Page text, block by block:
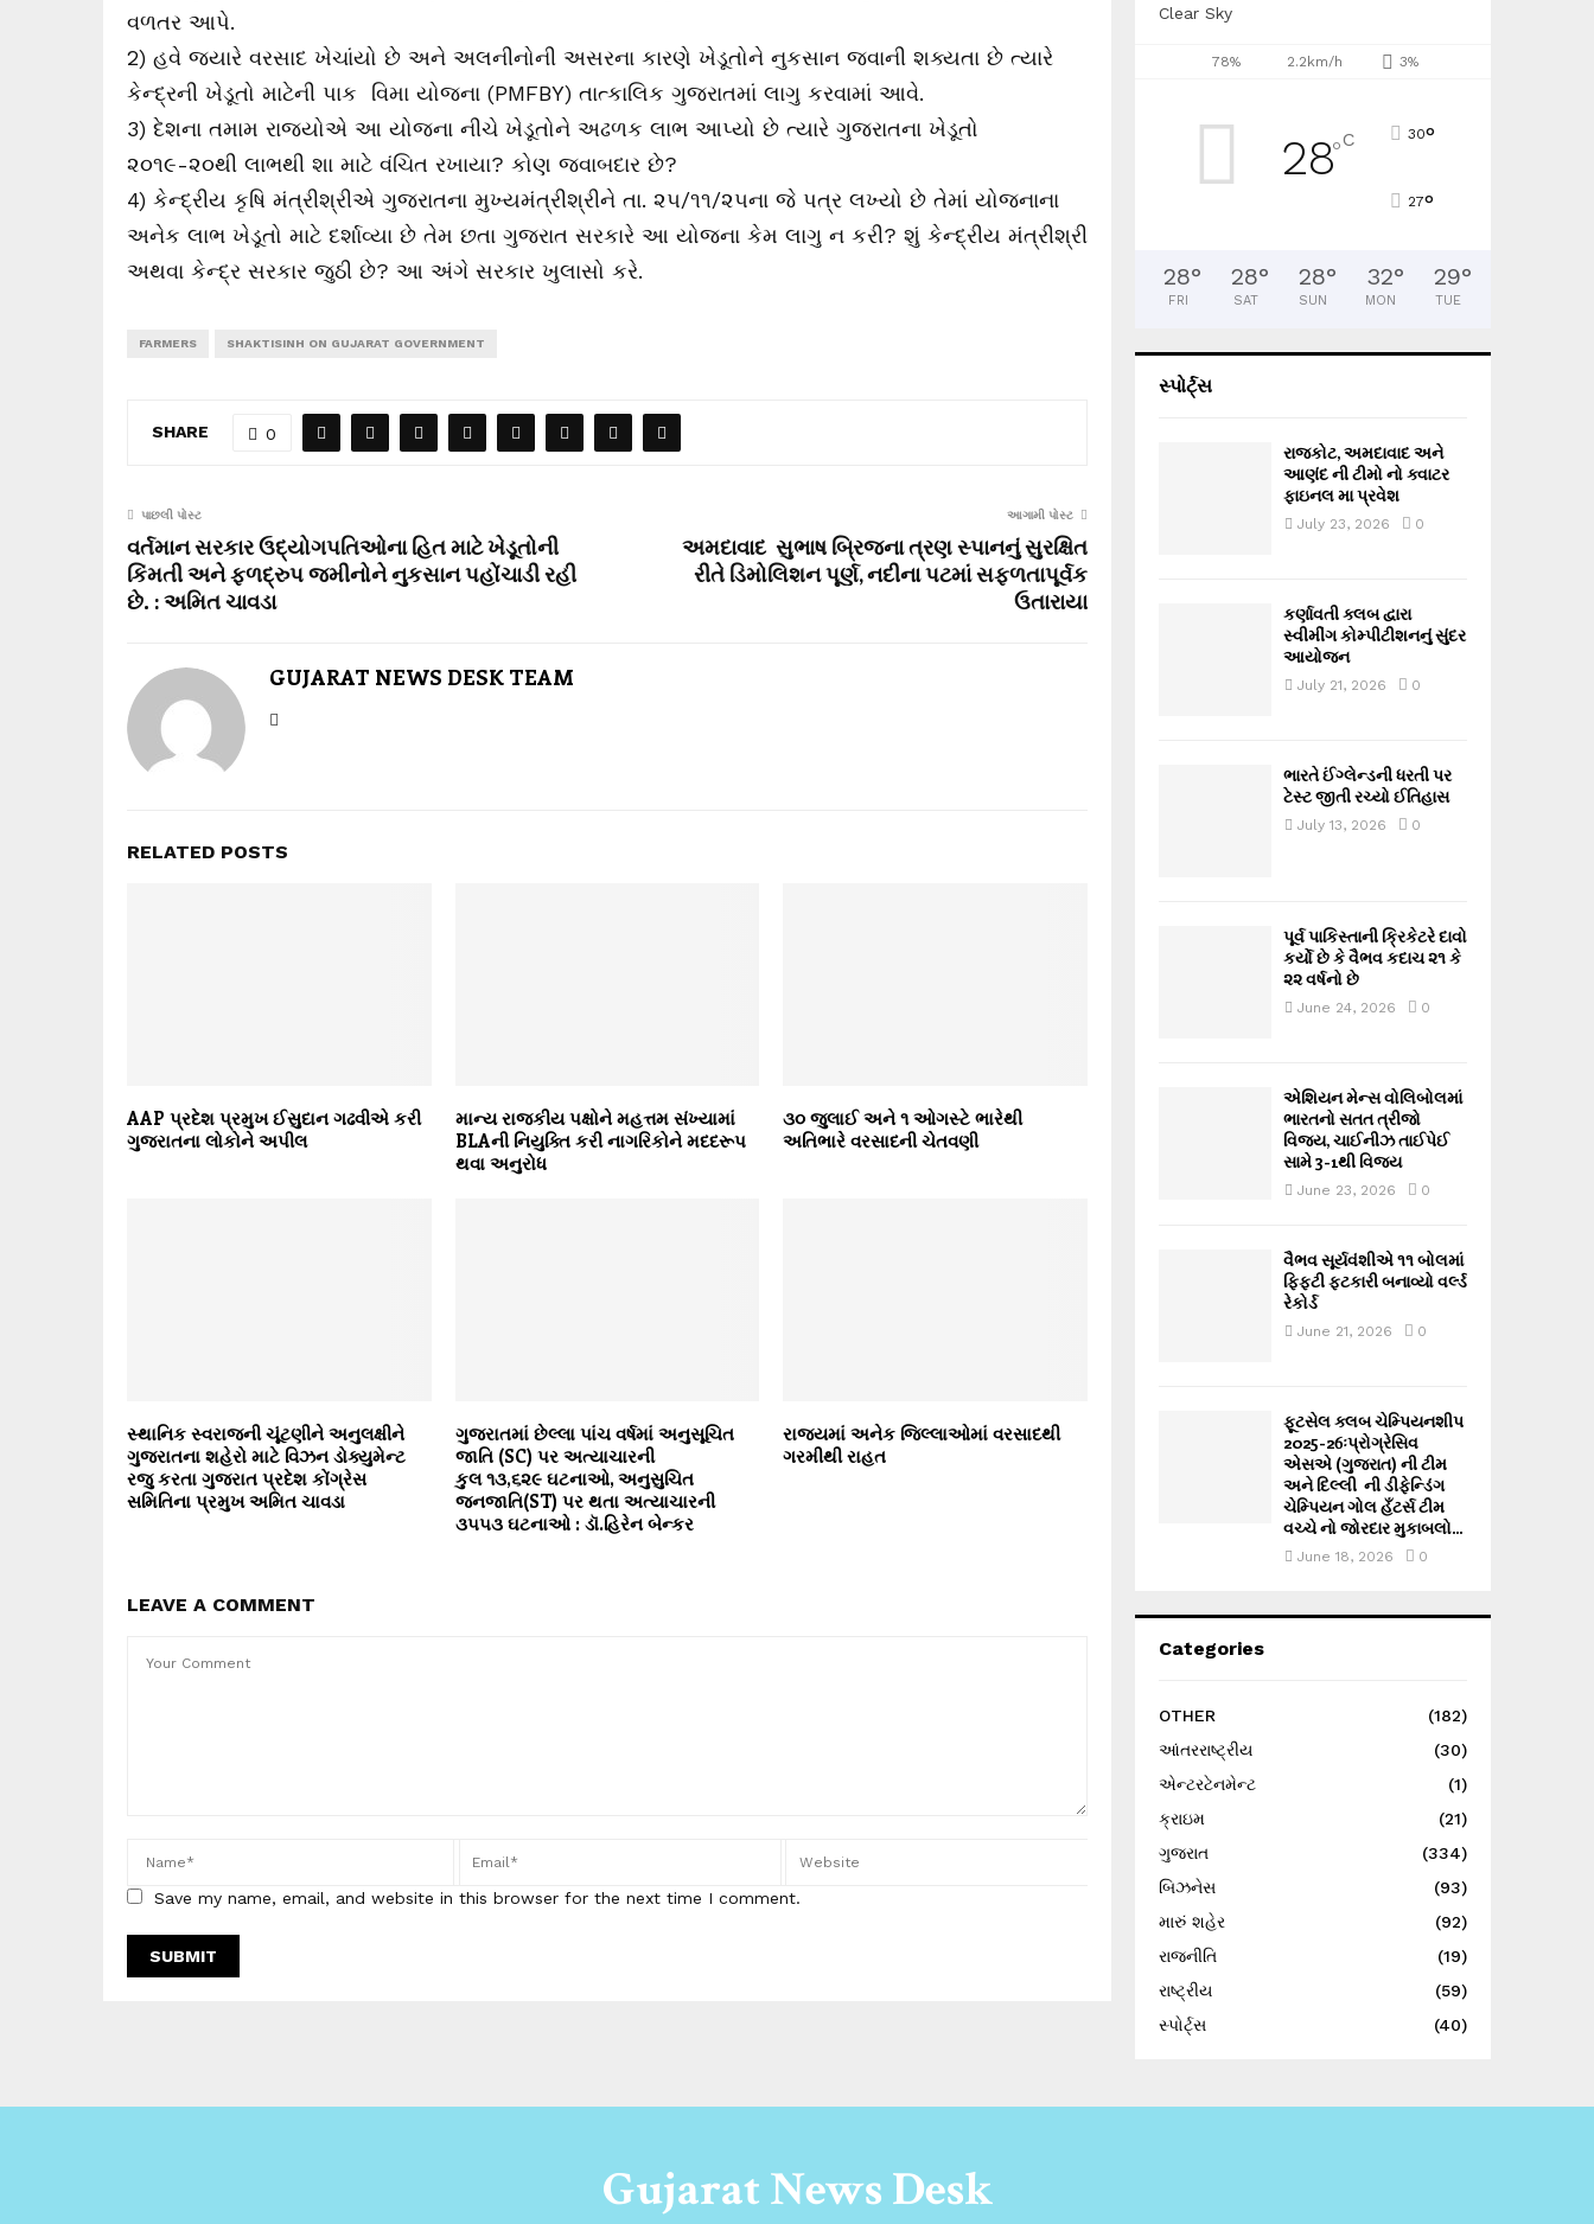
વળતર આપે.
2) હવે જયારે વરસાદ ખેચાંયો છે અને અલનીનોની અસરના કારણે ખેડૂતોને નુકસાન જવાની શક્યતા છે ત્યારે
કેન્દ્રની ખેડૂતો માટેની પાક વિમા યોજના (PMFBY) તાત્કાલિક ગુજરાતમાં લાગુ કરવામાં આવે.
3) દેશના તમામ રાજ્યોએ આ યોજના નીચે ખેડૂતોને અઢળક લાભ આપ્યો છે ત્યારે ગુજરાતના ખેડૂતો
૨૦૧૯-૨૦થી લાભથી શા માટે વંચિત રખાયા? કોણ જવાબદાર છે?
4) કેન્દ્રીય કૃષિ મંત્રીશ્રીએ ગુજરાતના મુખ્યમંત્રીશ્રીને તા. ૨૫/૧૧/૨૫ના જે પત્ર લખ્યો છે તેમાં યોજનાના
અનેક લાભ ખેડૂતો માટે દર્શાવ્યા છે તેમ છતા ગુજરાત સરકારે આ યોજના કેમ લાગુ ન કરી? શું કેન્દ્રીય મંત્રીશ્રી
અથવા કેન્દ્ર સરકાર જુઠી છે? આ અંગે સરકાર ખુલાસો કરે.
FARMERS SHAKTISINH ON GUJARAT GOVERNMENT
SHARE 0
પાછલી પોસ્ટ
વર્તમાન સરકાર ઉદ્યોગપતિઓના હિત માટે ખેડૂતોની
કિંમતી અને ફળદ્રુપ જમીનોને નુકસાન પહોંચાડી રહી
છે. : અમિત ચાવડા
આગામી પોસ્ટ
અમદાવાદ સુભાષ બ્રિજના ત્રણ સ્પાનનું સુરક્ષિત
રીતે ડિમોલિશન પૂર્ણ, નદીના પટમાં સફળતાપૂર્વક
ઉતારાયા
GUJARAT NEWS DESK TEAM
RELATED POSTS
AAP પ્રદેશ પ્રમુખ ઈસુદાન ગઢવીએ કરી
ગુજરાતના લોકોને અપીલ
માન્ય રાજકીય પક્ષોને મહત્તમ સંખ્યામાં
BLAની નિયુક્તિ કરી નાગરિકોને મદદરૂપ
થવા અનુરોધ
૩૦ જુલાઈ અને ૧ ઓગસ્ટે ભારેથી
અતિભારે વરસાદની ચેતવણી
સ્થાનિક સ્વરાજની ચૂંટણીને અનુલક્ષીને
ગુજરાતના શહેરો માટે વિઝન ડોક્યુમેન્ટ
રજુ કરતા ગુજરાત પ્રદેશ કોંગ્રેસ
સમિતિના પ્રમુખ અમિત ચાવડા
ગુજરાતમાં છેલ્લા પાંચ વર્ષમાં અનુસૂચિત
જાતિ (SC) પર અત્યાચારની
કુલ ૧૩,૬૨૯ ઘટનાઓ, અનુસુચિત
જનજાતિ(ST) પર થતા અત્યાચારની
૩૫૫૩ ઘટનાઓ : ડૉ.હિરેન બેન્કર
રાજ્યમાં અનેક જિલ્લાઓમાં વરસાદથી
ગરમીથી રાહત
LEAVE A COMMENT
Save my name, email, and website in this browser for the next time I comment.
Clear Sky
78% 2.2km/h 3%
28°C 30°
27°
28°
FRI
28°
SAT
28°
SUN
32°
MON
29°
TUE
સ્પોર્ટ્સ
રાજકોટ, અમદાવાદ અને
આણંદ ની ટીમો નો ક્વાટર
ફાઇનલ મા પ્રવેશ
July 23, 2026 0
કર્ણાવતી ક્લબ દ્વારા
સ્વીમીંગ કોમ્પીટીશનનું સુંદર
આયોજન
July 21, 2026 0
ભારતે ઈંગ્લેન્ડની ધરતી પર
ટેસ્ટ જીતી રચ્યો ઈતિહાસ
July 13, 2026 0
પૂર્વ પાકિસ્તાની ક્રિકેટરે દાવો
કર્યો છે કે વૈભવ કદાચ ૨૧ કે
૨૨ વર્ષનો છે
June 24, 2026 0
એશિયન મેન્સ વોલિબોલમાં
ભારતનો સતત ત્રીજો
વિજય, ચાઈનીઝ તાઈપેઈ
સામે 3-1થી વિજય
June 23, 2026 0
વૈભવ સૂર્યવંશીએ ૧૧ બોલમાં
ફિફ્ટી ફટકારી બનાવ્યો વર્લ્ડ
રેકોર્ડ
June 21, 2026 0
ફૂટસેલ ક્લબ ચેમ્પિયનશીપ
2025-26ઃપ્રોગ્રેસિવ
એસએ (ગુજરાત) ની ટીમ
અને દિલ્લી ની ડીફેન્ડિંગ
ચેમ્પિયન ગોલ હઁટર્સ ટીમ
વચ્ચે નો જોરદાર મુકાબલો...
June 18, 2026 0
Categories
OTHER
(182)
આંતરરાષ્ટ્રીય
(30)
એન્ટરટેનમેન્ટ
(1)
ક્રાઇમ
(21)
ગુજરાત
(334)
બિઝનેસ
(93)
મારું શહેર
(92)
રાજનીતિ
(19)
રાષ્ટ્રીય
(59)
સ્પોર્ટ્સ
(40)
Gujarat News Desk